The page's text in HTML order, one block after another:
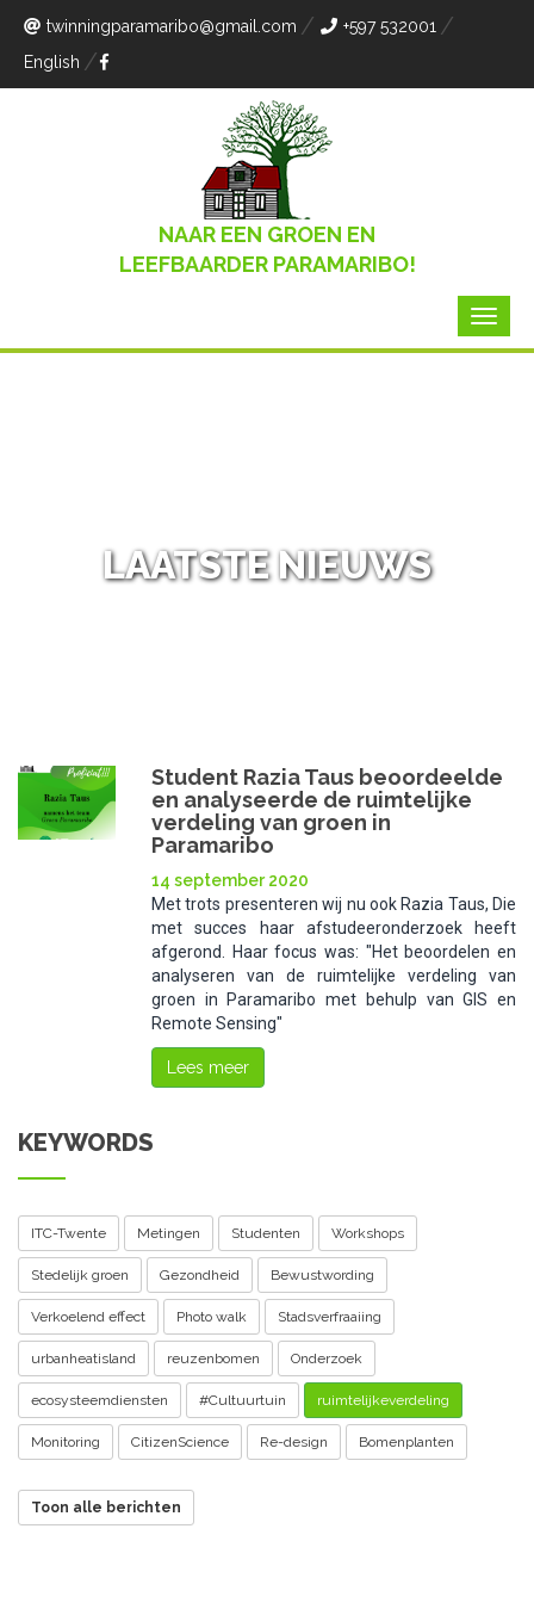
twinningparamaribo@gmail.com
+597 532001
English
NAAR EEN GROEN EN
LEEFBAARDER PARAMARIBO!
LAATSTE NIEUWS
Student Razia Taus beoordeelde
en analyseerde de ruimtelijke
verdeling van groen in
Paramaribo
14 september 2020
Met trots presenteren wij nu ook Razia Taus, Die
met succes haar afstudeeronderzoek heeft
afgerond. Haar focus was: "Het beoordelen en
analyseren van de ruimtelijke verdeling van
groen in Paramaribo met behulp van GIS en
Remote Sensing"
Lees meer
KEYWORDS
ITC-Twente Metingen Studenten Workshops
Stedelijk groen Gezondheid Bewustwording
Verkoelend effect Photo walk Stadsverfraaiing
urbanheatisland reuzenbomen Onderzoek
ecosysteemdiensten #Cultuurtuin ruimtelijkeverdeling
Monitoring CitizenScience Re-design Bomenplanten
Toon alle berichten